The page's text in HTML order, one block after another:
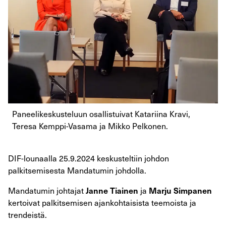
Paneelikeskusteluun osallistuivat Katariina Kravi,
Teresa Kemppi-Vasama ja Mikko Pelkonen.
DIF-lounaalla 25.9.2024 keskusteltiin johdon
palkitsemisesta Mandatumin johdolla.
Mandatumin johtajatJanne Tiainen ja Marju Simpanen
kertoivat palkitsemisen ajankohtaisista teemoista ja
trendeistä.